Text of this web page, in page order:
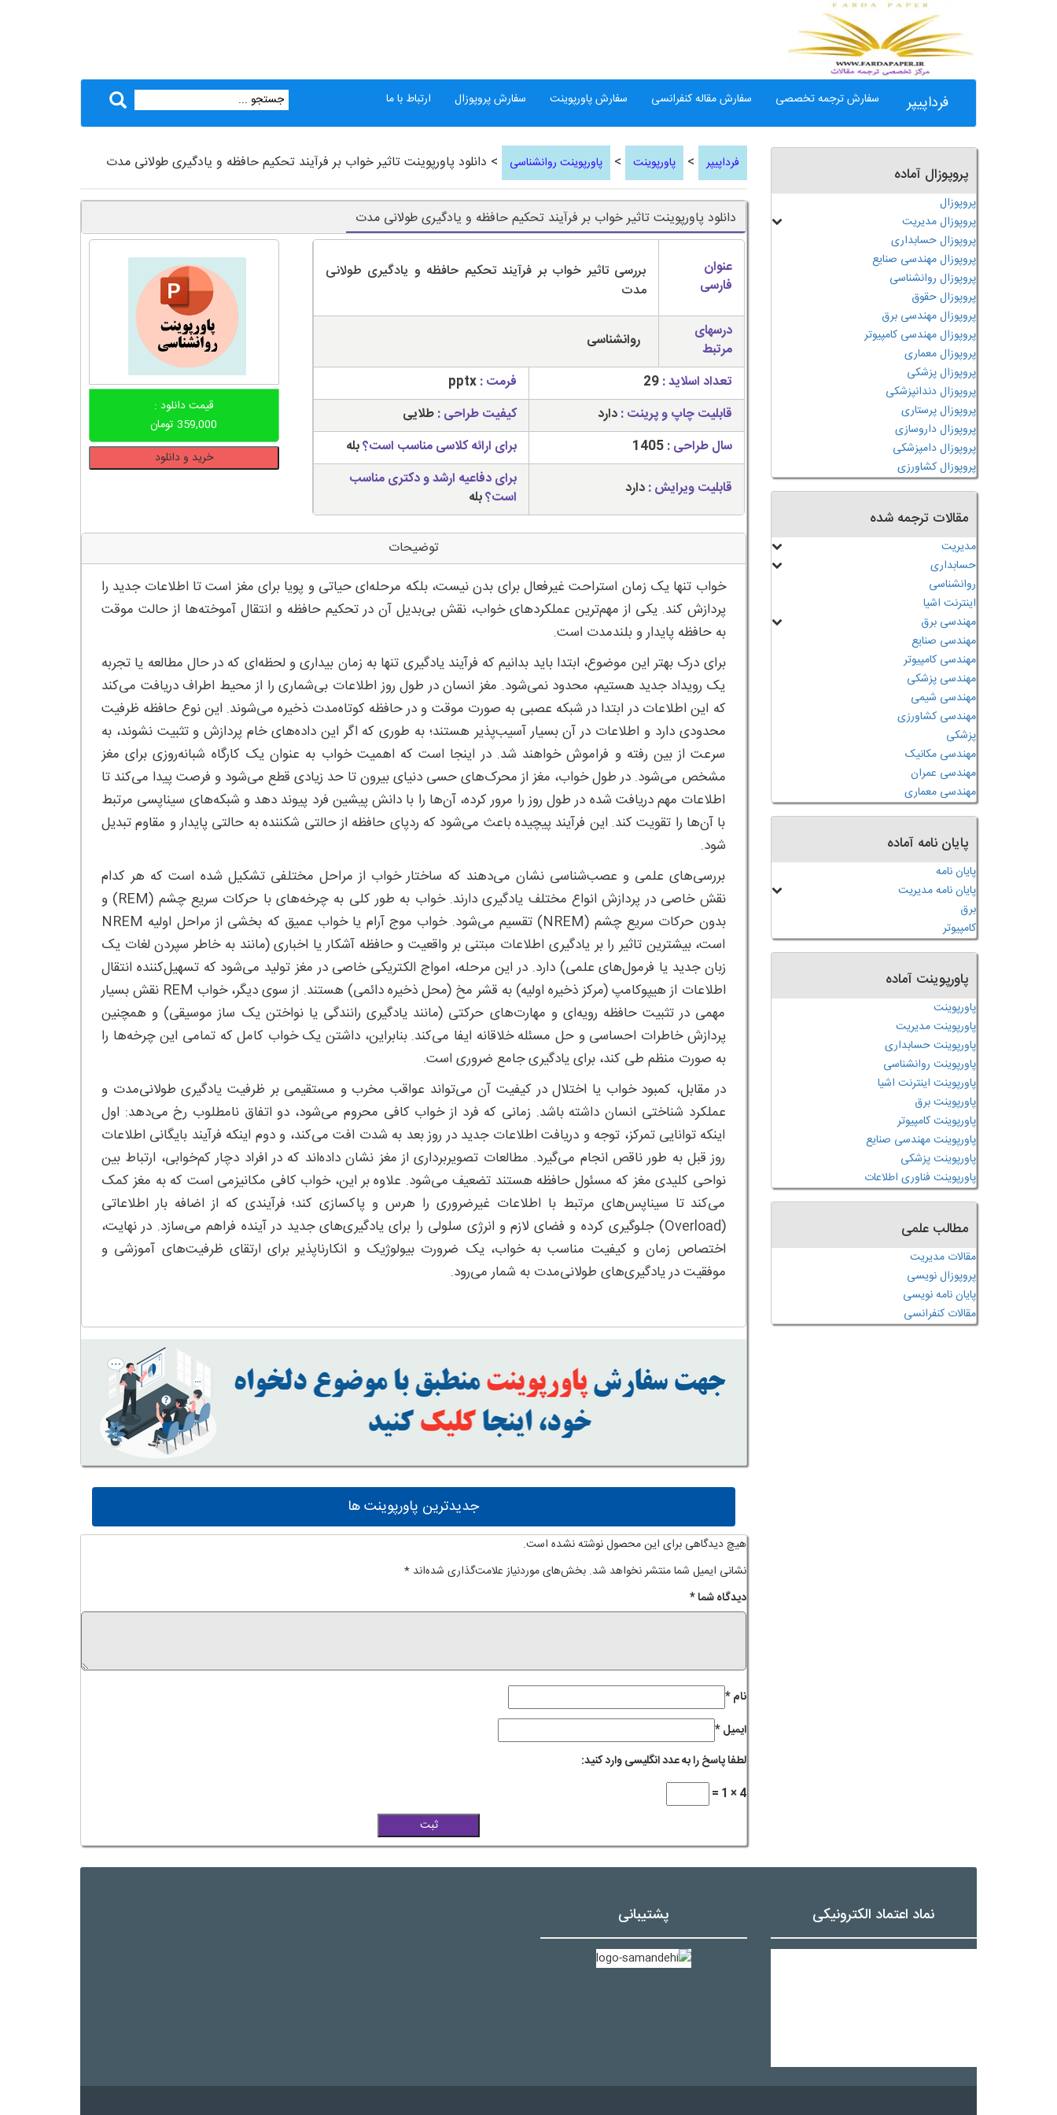
فرداپیپر سفارش ترجمه تخصصی سفارش مقاله کنفرانسی سفارش پاورپوینت سفارش پروپوزال ارتباط با ما
فرداپیپر > پاورپوینت > پاورپوینت روانشناسی > دانلود پاورپوینت تاثیر خواب بر فرآیند تحکیم حافظه و یادگیری طولانی مدت
دانلود پاورپوینت تاثیر خواب بر فرآیند تحکیم حافظه و یادگیری طولانی مدت
عنوان
فارسی
بررسی تاثیر خواب بر فرآیند تحکیم حافظه و یادگیری طولانی
مدت
درسهای
مرتبط
روانشناسی
تعداد اسلاید :29 فرمت :pptx
قابلیت چاپ و پرینت :دارد کیفیت طراحی :طلایی
سال طراحی :1405 برای ارائه کلاسی مناسب است؟بله
قابلیت ویرایش :دارد
برای دفاعیه ارشد و دکتری مناسب
است؟بله
قیمت دانلود :
359,000 تومان
پاورپوینت
بر
تحکیم
حافظه
و
مدت
عدد
خرید و دانلود
توضیحات
خواب تنها یک زمان استراحت غیرفعال برای بدن نیست، بلکه مرحله‌ای حیاتی و پویا برای مغز است تا اطلاعات جدید را
پردازش کند. یکی از مهم‌ترین عملکردهای خواب، نقش بی‌بدیل آن در تحکیم حافظه و انتقال آموخته‌ها از حالت موقت
به حافظه پایدار و بلندمدت است.
برای درک بهتر این موضوع، ابتدا باید بدانیم که فرآیند یادگیری تنها به زمان بیداری و لحظه‌ای که در حال مطالعه یا تجربه
یک رویداد جدید هستیم، محدود نمی‌شود. مغز انسان در طول روز اطلاعات بی‌شماری را از محیط اطراف دریافت می‌کند
که این اطلاعات در ابتدا در شبکه عصبی به صورت موقت و در حافظه کوتاه‌مدت ذخیره می‌شوند. این نوع حافظه ظرفیت
محدودی دارد و اطلاعات در آن بسیار آسیب‌پذیر هستند؛ به طوری که اگر این داده‌های خام پردازش و تثبیت نشوند، به
سرعت از بین رفته و فراموش خواهند شد. در اینجا است که اهمیت خواب به عنوان یک کارگاه شبانه‌روزی برای مغز
مشخص می‌شود. در طول خواب، مغز از محرک‌های حسی دنیای بیرون تا حد زیادی قطع می‌شود و فرصت پیدا می‌کند تا
اطلاعات مهم دریافت شده در طول روز را مرور کرده، آن‌ها را با دانش پیشین فرد پیوند دهد و شبکه‌های سیناپسی مرتبط
با آن‌ها را تقویت کند. این فرآیند پیچیده باعث می‌شود که ردپای حافظه از حالتی شکننده به حالتی پایدار و مقاوم تبدیل
شود.
بررسی‌های علمی و عصب‌شناسی نشان می‌دهند که ساختار خواب از مراحل مختلفی تشکیل شده است که هر کدام
نقش خاصی در پردازش انواع مختلف یادگیری دارند. خواب به طور کلی به چرخه‌های با حرکات سریع چشم (REM) و
بدون حرکات سریع چشم (NREM) تقسیم می‌شود. خواب موج آرام یا خواب عمیق که بخشی از مراحل اولیه NREM
است، بیشترین تاثیر را بر یادگیری اطلاعات مبتنی بر واقعیت و حافظه آشکار یا اخباری (مانند به خاطر سپردن لغات یک
زبان جدید یا فرمول‌های علمی) دارد. در این مرحله، امواج الکتریکی خاصی در مغز تولید می‌شود که تسهیل‌کننده انتقال
اطلاعات از هیپوکامپ (مرکز ذخیره اولیه) به قشر مخ (محل ذخیره دائمی) هستند. از سوی دیگر، خواب REM نقش بسیار
مهمی در تثبیت حافظه رویه‌ای و مهارت‌های حرکتی (مانند یادگیری رانندگی یا نواختن یک ساز موسیقی) و همچنین
پردازش خاطرات احساسی و حل مسئله خلاقانه ایفا می‌کند. بنابراین، داشتن یک خواب کامل که تمامی این چرخه‌ها را
به صورت منظم طی کند، برای یادگیری جامع ضروری است.
در مقابل، کمبود خواب یا اختلال در کیفیت آن می‌تواند عواقب مخرب و مستقیمی بر ظرفیت یادگیری طولانی‌مدت و
عملکرد شناختی انسان داشته باشد. زمانی که فرد از خواب کافی محروم می‌شود، دو اتفاق نامطلوب رخ می‌دهد: اول
اینکه توانایی تمرکز، توجه و دریافت اطلاعات جدید در روز بعد به شدت افت می‌کند، و دوم اینکه فرآیند بایگانی اطلاعات
روز قبل به طور ناقص انجام می‌گیرد. مطالعات تصویربرداری از مغز نشان داده‌اند که در افراد دچار کم‌خوابی، ارتباط بین
نواحی کلیدی مغز که مسئول حافظه هستند تضعیف می‌شود. علاوه بر این، خواب کافی مکانیزمی است که به مغز کمک
می‌کند تا سیناپس‌های مرتبط با اطلاعات غیرضروری را هرس و پاکسازی کند؛ فرآیندی که از اضافه بار اطلاعاتی
(Overload) جلوگیری کرده و فضای لازم و انرژی سلولی را برای یادگیری‌های جدید در آینده فراهم می‌سازد. در نهایت،
اختصاص زمان و کیفیت مناسب به خواب، یک ضرورت بیولوژیک و انکارناپذیر برای ارتقای ظرفیت‌های آموزشی و
موفقیت در یادگیری‌های طولانی‌مدت به شمار می‌رود.
جدیدترین پاورپوینت ها
هیچ دیدگاهی برای این محصول نوشته نشده است.
نشانی ایمیل شما منتشر نخواهد شد. بخش‌های موردنیاز علامت‌گذاری شده‌اند*
دیدگاه شما*
نام*
ایمیل*
لطفا پاسخ را به عدد انگلیسی وارد کنید:
4 × 1 =
پروپوزال آماده
پروپوزال
پروپوزال مدیریت
پروپوزال حسابداری
پروپوزال مهندسی صنایع
پروپوزال روانشناسی
پروپوزال حقوق
پروپوزال مهندسی برق
پروپوزال مهندسی کامپیوتر
پروپوزال معماری
پروپوزال پزشکی
پروپوزال دندانپزشکی
پروپوزال پرستاری
پروپوزال داروسازی
پروپوزال دامپزشکی
پروپوزال کشاورزی
مقالات ترجمه شده
مدیریت
حسابداری
روانشناسی
اینترنت اشیا
مهندسی برق
مهندسی صنایع
مهندسی کامپیوتر
مهندسی پزشکی
مهندسی شیمی
مهندسی کشاورزی
پزشکی
مهندسی مکانیک
مهندسی عمران
مهندسی معماری
پایان نامه آماده
پایان نامه
پایان نامه مدیریت
برق
کامپیوتر
پاورپوینت آماده
پاورپوینت
پاورپوینت مدیریت
پاورپوینت حسابداری
پاورپوینت روانشناسی
پاورپوینت اینترنت اشیا
پاورپوینت برق
پاورپوینت کامپیوتر
پاورپوینت مهندسی صنایع
پاورپوینت پزشکی
پاورپوینت فناوری اطلاعات
مطالب علمی
مقالات مدیریت
پروپوزال نویسی
پایان نامه نویسی
مقالات کنفرانسی
نماد اعتماد الکترونیکی پشتیبانی